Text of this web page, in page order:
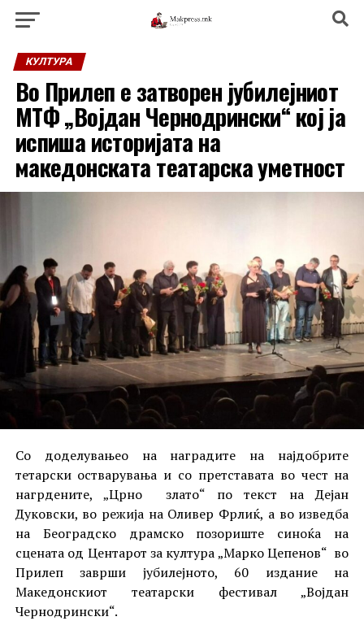
КУЛТУРА
Во Прилеп е затворен јубилејниот
МТФ „Војдан Чернодрински“ кој ја
испиша историјата на
македонската театарска уметност
Со доделувањео на наградите на најдобрите
тетарски остварувања и со претставата во чест на
нагрдените, „Црно злато“ по текст на Дејан
Дуковски, во режија на Оливер Фрлиќ, а во изведба
на Београдско драмско позориште синоќа на
сцената од Центарот за култура „Марко Цепенов“ во
Прилеп заврши јубилејното, 60 издание на
Македонскиот театарски фестивал „Војдан
Чернодрински“.